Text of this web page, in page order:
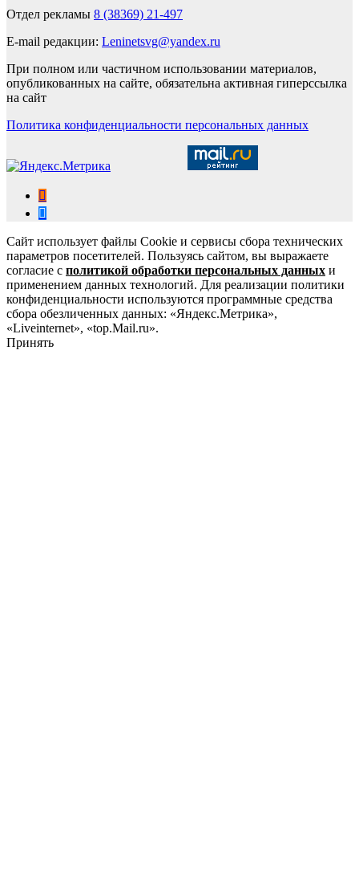
Отдел рекламы 8 (38369) 21-497
E-mail редакции: Leninetsvg@yandex.ru
При полном или частичном использовании материалов,
опубликованных на сайте, обязательна активная гиперссылка
на сайт
Политика конфиденциальности персональных данных
Сайт использует файлы Cookie и сервисы сбора технических
параметров посетителей. Пользуясь сайтом, вы выражаете
согласие с политикой обработки персональных данных и
применением данных технологий. Для реализации политики
конфиденциальности используются программные средства
сбора обезличенных данных: «Яндекс.Метрика»,
«Liveinternet», «top.Mail.ru».
Принять